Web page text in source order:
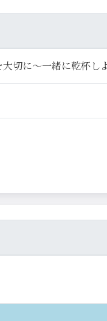
切に～一緒に乾杯し